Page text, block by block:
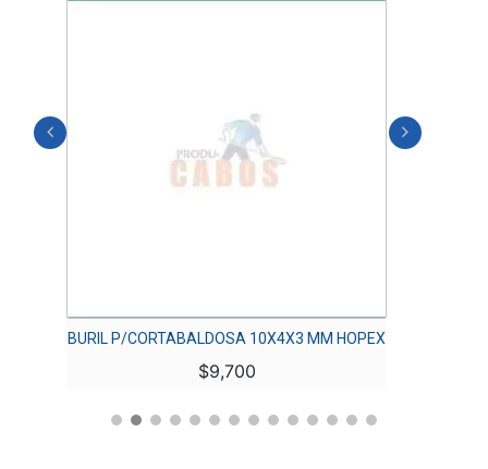
BURIL P/CORTABALDOSA 10X4X3 MM HOPEX
$9,700